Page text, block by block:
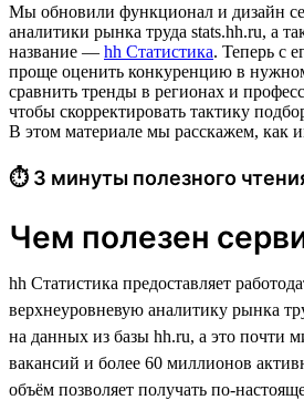
Мы обновили функционал и дизайн
аналитики рынка труда stats.hh.ru, а
название — hh Cтатистика. Теперь с
проще оценить конкуренцию в
сравнить тренды в регионах и
чтобы скорректировать тактику
В этом материале мы расскажем, как
⏱ 3 минуты полезного
Чем полезен
hh Статистика предоставляет
верхнеуровневую аналитику рынка
на данных из базы hh.ru, а это почти
вакансий и более 60 миллионов
объём позволяет получать по-